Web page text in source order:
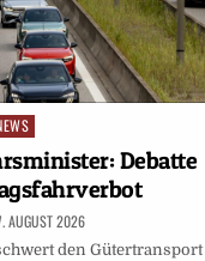
Debatte
AUGUST 2026
den Gütertransport